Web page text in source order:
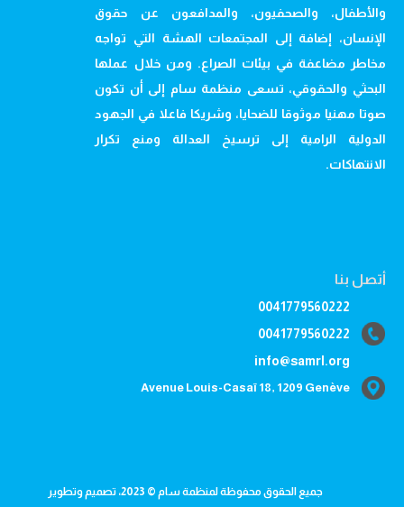
والأطفال، والصحفيون، والمدافعون عن حقوق
الإنسان، إضافة إلى المجتمعات الهشة التي تواجه
مخاطر مضاعفة في بيئات الصراع. ومن خلال عملها
البحثي والحقوقي، تسعى منظمة سام إلى أن تكون
صوتا مهنيا موثوقا للضحايا، وشريكا فاعلا في الجهود
الدولية الرامية إلى ترسيخ العدالة ومنع تكرار
الانتهاكات.
أتصل بنا
0041779560222
0041779560222
info@samrl.org
Avenue Louis-Casaï 18, 1209 Genève
جميع الحقوق محفوظة لمنظمة سام © 2023، تصميم وتطوير